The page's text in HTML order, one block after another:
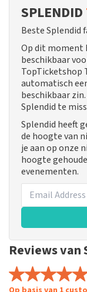
SPLENDID
Beste Splendid
Op dit moment
beschikbaar
TopTicketshop
automatisch
beschikbaar
Splendid te
Splendid heeft
de hoogte van
je aan op onze
hoogte
evenementen.
Reviews van